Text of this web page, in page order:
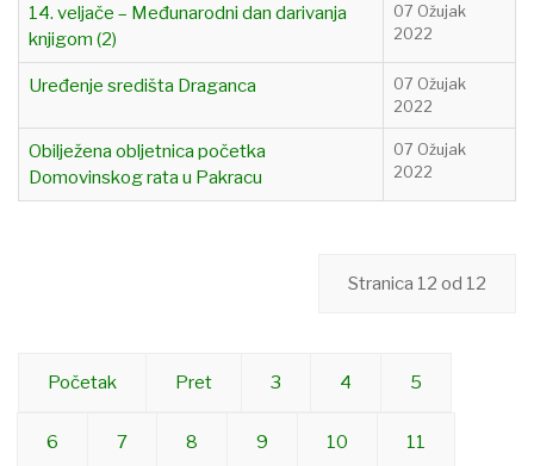
14. veljače – Međunarodni dan darivanja
knjigom (2)
07 Ožujak
2022
Uređenje središta Draganca
07 Ožujak
2022
Obilježena obljetnica početka
Domovinskog rata u Pakracu
07 Ožujak
2022
Stranica 12 od 12
Početak Pret 3 4 5
6 7 8 9 10 11